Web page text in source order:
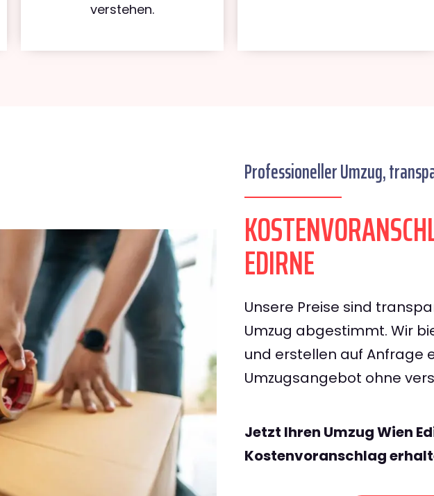
verstehen.
Professioneller Umzug,
EDIRNE
Unsere Preise sind
Umzug abgestimmt. Wir
und erstellen auf Anfrage
Umzugsangebot ohne
Jetzt Ihren Umzug Wien
Kostenvoranschlag